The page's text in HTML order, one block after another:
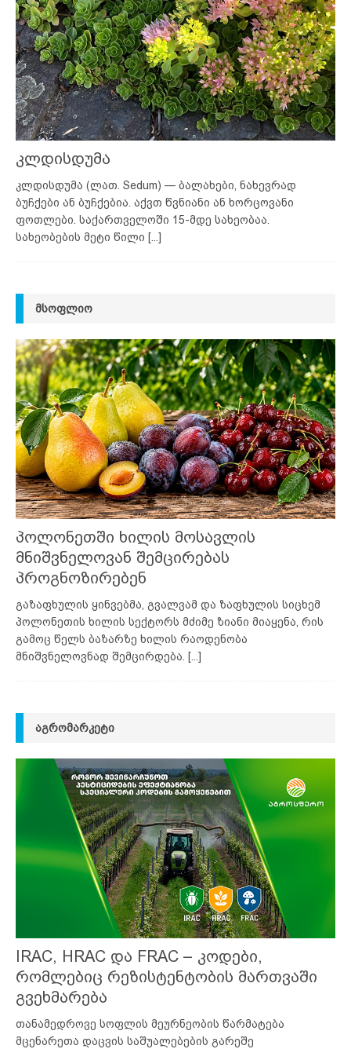
კლდისდუმა
კლდისდუმა (ლათ. Sedum) — ბალახები, ნახევრად
ბუჩქები ან ბუჩქებია. აქვთ წვნიანი ან ხორცოვანი
ფოთლები. საქართველოში 15-მდე სახეობაა.
სახეობების მეტი წილი [...]
ᲛᲡᲝᲤᲚᲘᲝ
პოლონეთში ხილის მოსავლის
მნიშვნელოვან შემცირებას
პროგნოზირებენ
გაზაფხულის ყინვებმა, გვალვამ და ზაფხულის სიცხემ
პოლონეთის ხილის სექტორს მძიმე ზიანი მიაყენა, რის
გამოც წელს ბაზარზე ხილის რაოდენობა
მნიშვნელოვნად შემცირდება.
[...]
ᲐᲒᲠᲝᲛᲐᲠᲙᲔᲢᲘ
IRAC, HRAC და FRAC – კოდები,
რომლებიც რეზისტენტობის მართვაში
გვეხმარება
თანამედროვე სოფლის მეურნეობის წარმატება
მცენარეთა დაცვის საშუალებების გარეშე